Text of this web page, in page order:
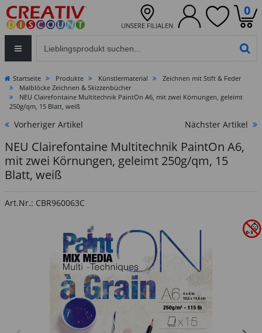
UNSERE FILIALEN
0
Startseite Produkte Künstlermaterial
Zeichnen mit Stift & Feder
Malblöcke Zeichnen & Skizzenbücher
NEU Clairefontaine Multitechnik PaintOn A6, mit zwei Körnungen, geleimt
250g/qm, 15 Blatt, weiß
Vorheriger Artikel Nächster Artikel
NEU Clairefontaine Multitechnik PaintOn A6,
mit zwei Körnungen, geleimt 250g/qm, 15
Blatt, weiß
Art.Nr.: CBR960063C